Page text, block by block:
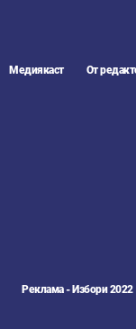
Медиякаст От
Реклама - Избори 2022